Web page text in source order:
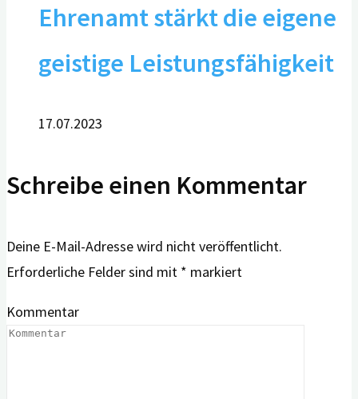
Ehrenamt stärkt die eigene
geistige Leistungsfähigkeit
17.07.2023
Schreibe einen Kommentar
Deine E-Mail-Adresse wird nicht veröffentlicht.
Erforderliche Felder sind mit * markiert
Kommentar